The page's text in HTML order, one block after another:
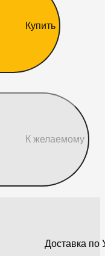
Купить
К желаемому
Доставка по